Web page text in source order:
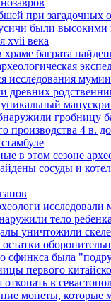
при загадочных
были
xvii века
храме баграта
исследования
древних
гробницу
производства 4 в.
в этом сезоне
сосуды и
исследовали
тело
уничтожили
сфинкса была
первого
в
монеты, которые